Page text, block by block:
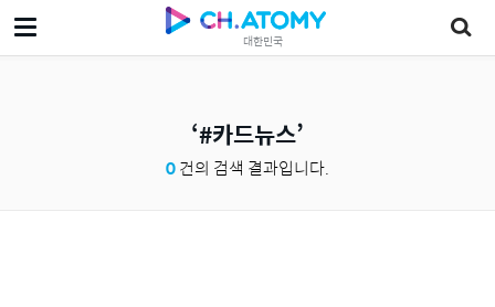
대한민국
#카드뉴스
0건의 검색 결과입니다.